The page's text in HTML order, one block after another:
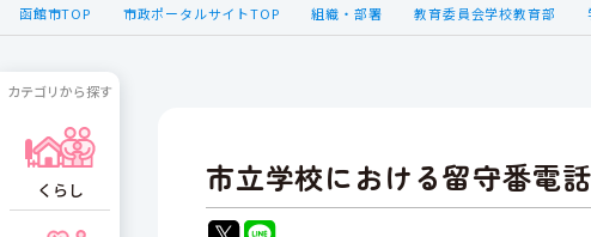
函館市TOP 市政ポータルサイトTOP 組織・部署 教育委員会学校教育部
市立学校における留守番電
カテゴリから探す
くらし